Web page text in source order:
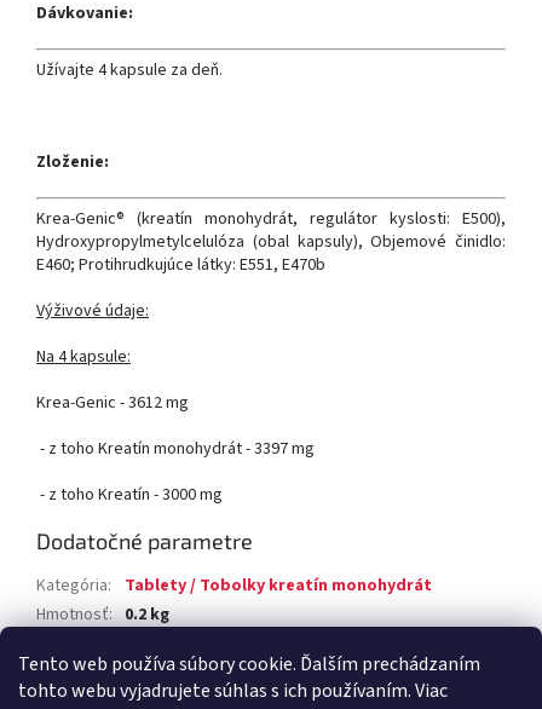
Tento web používa súbory cookie. Ďalším prechádzaním
tohto webu vyjadrujete súhlas s ich používaním. Viac
Dávkovanie:
Užívajte 4 kapsule za deň.
Zloženie:
Krea-Genic® (kreatín monohydrát, regulátor kyslosti: E500),
Hydroxypropylmetylcelulóza (obal kapsuly), Objemové činidlo:
E460; Protihrudkujúce látky: E551, E470b
Výživové údaje:
Na 4 kapsule:
Krea-Genic - 3612 mg
- z toho Kreatín monohydrát - 3397 mg
- z toho Kreatín - 3000 mg
Dodatočné parametre
Kategória:
Tablety / Tobolky kreatín monohydrát
Hmotnosť: 0.2 kg